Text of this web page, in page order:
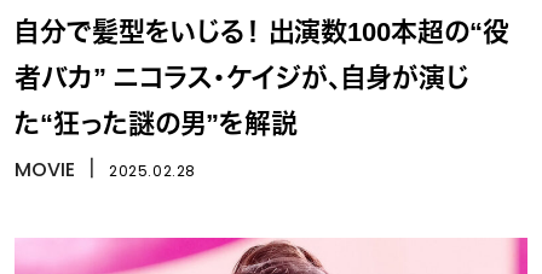
自分で髪型をいじる！ 出演数100本超の“役
者バカ” ニコラス・ケイジが、自身が演じ
た“狂った謎の男”を解説
MOVIE 2025.02.28